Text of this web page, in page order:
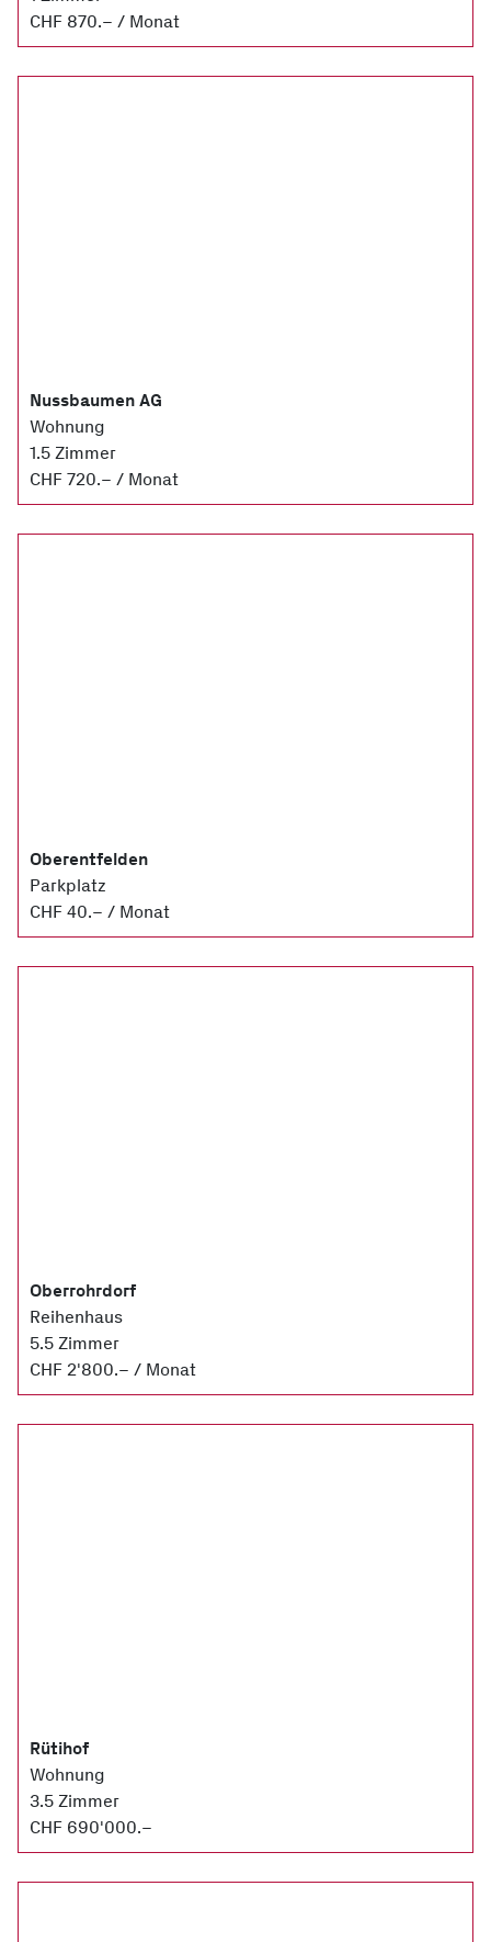
CHF 870.– / Monat
Nussbaumen AG
Wohnung
1.5 Zimmer
CHF 720.– / Monat
Oberentfelden
Parkplatz
CHF 40.– / Monat
Oberrohrdorf
Reihenhaus
5.5 Zimmer
CHF 2'800.– / Monat
Rütihof
Wohnung
3.5 Zimmer
CHF 690'000.–